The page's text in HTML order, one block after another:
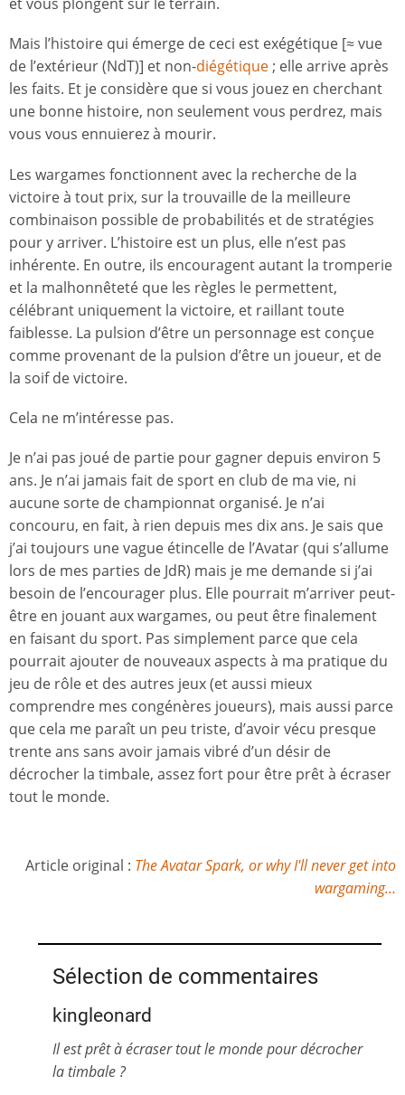
Mais l’histoire qui émerge de ceci est exégétique [≈ vue
de l’extérieur (NdT)] et non-diégétique; elle arrive après
les faits. Et je considère que si vous jouez en cherchant
une bonne histoire, non seulement vous perdrez, mais
vous vous ennuierez à mourir.
Les wargames fonctionnent avec la recherche de la
victoire à tout prix, sur la trouvaille de la meilleure
combinaison possible de probabilités et de stratégies
pour y arriver. L’histoire est un plus, elle n’est pas
inhérente. En outre, ils encouragent autant la tromperie
et la malhonnêteté que les règles le permettent,
célébrant uniquement la victoire, et raillant toute
faiblesse. La pulsion d’être un personnage est conçue
comme provenant de la pulsion d’être un joueur, et de
la soif de victoire.
Cela ne m’intéresse pas.
Je n’ai pas joué de partie pour gagner depuis environ 5
ans. Je n’ai jamais fait de sport en club de ma vie, ni
aucune sorte de championnat organisé. Je n’ai
concouru, en fait, à rien depuis mes dix ans. Je sais que
j’ai toujours une vague étincelle de l’Avatar (qui s’allume
lors de mes parties de JdR) mais je me demande si j’ai
besoin de l’encourager plus. Elle pourrait m’arriver peut-
être en jouant aux wargames, ou peut être finalement
en faisant du sport. Pas simplement parce que cela
pourrait ajouter de nouveaux aspects à ma pratique du
jeu de rôle et des autres jeux (et aussi mieux
comprendre mes congénères joueurs), mais aussi parce
que cela me paraît un peu triste, d’avoir vécu presque
trente ans sans avoir jamais vibré d’un désir de
décrocher la timbale, assez fort pour être prêt à écraser
tout le monde.
Article original : The Avatar Spark, or why I'll never get into
wargaming…
Sélection de commentaires
kingleonard
Il est prêt à écraser tout le monde pour décrocher
la timbale ?